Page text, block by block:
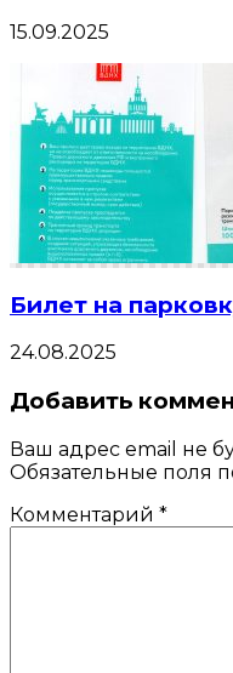
15.09.2025
Билет на
24.08.2025
Добавить
Ваш адрес email не
Обязательные поля
Комментарий *